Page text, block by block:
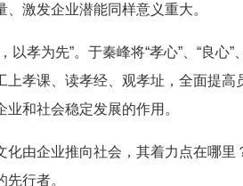
、激发企业潜能同样意义重大。
孝为先”。于秦峰将“孝心”、“良心”
上孝课、读孝经、观孝址，全面提高
业和社会稳定发展的作用。
企业推向社会，其着力点在哪里
行者。